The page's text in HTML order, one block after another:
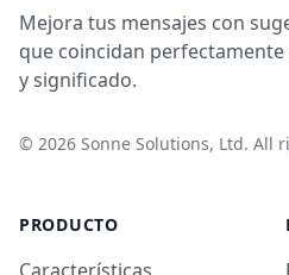
Mejora tus mensajes con
que coincidan
y significado.
© 2026 Sonne Solutions, Ltd. All
PRODUCTO